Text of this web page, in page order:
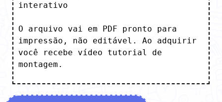
interativo
O arquivo vai em PDF pronto para
impressão, não editável. Ao adquirir
você recebe vídeo tutorial de
montagem.